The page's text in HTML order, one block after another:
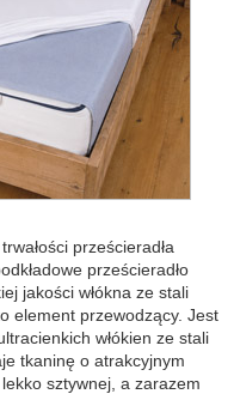
prześcieradła
prześcieradło
jakości włókna ze stali
element przewodzący. Jest
włókien ze stali
tkaninę o atrakcyjnym
sztywnej, a zarazem